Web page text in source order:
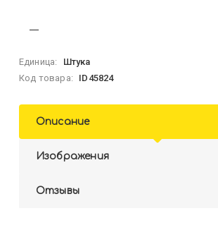
Единица:
Штука
Код товара:
ID45824
Описание
Изображения
Отзывы